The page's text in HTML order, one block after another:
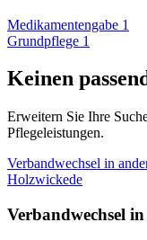
Medikamentengabe 1
Grundpflege 1
Keinen
Erweitern Sie Ihre
Pflegeleistungen.
Verbandwechsel in
Holzwickede
Verbandwechsel